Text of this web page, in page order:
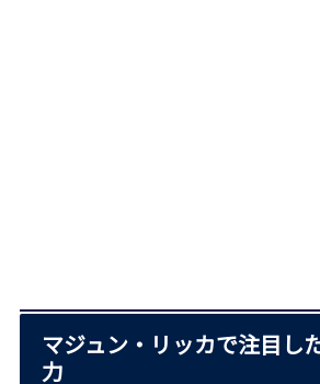
マジュン・リッカで注目し
力